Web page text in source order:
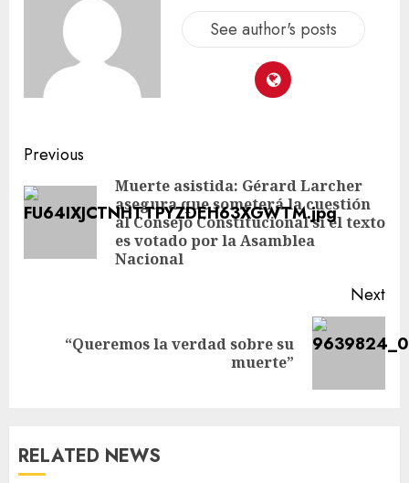
See author's posts
Previous
Muerte asistida: Gérard Larcher
asegura que someterá la cuestión
al Consejo Constitucional si el texto
es votado por la Asamblea
Nacional
Next
“Queremos la verdad sobre su
muerte”
RELATED NEWS